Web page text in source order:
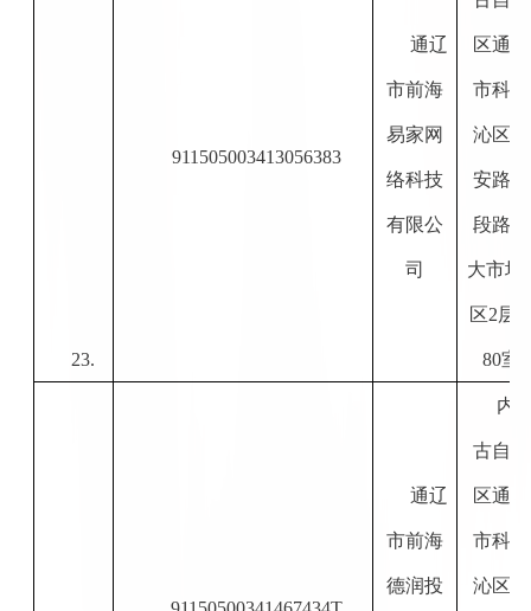
23.
911505003413056383
通辽
市前海
易家网
络科技
有限公
司
区通辽
市科尔
沁区永
安路南
段路东
大市场
区2层
80室
通辽
市前海
德润投
内
古自治
区通辽
市科尔
沁区永